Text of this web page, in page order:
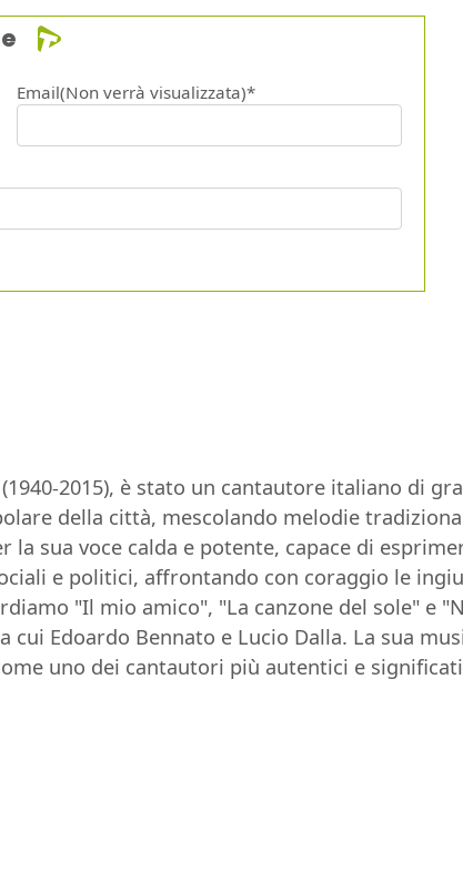
Email(Non verrà visualizzata)*
2015), è stato un cantautore italiano di
della città, mescolando melodie
sua voce calda e potente, capace di
e politici, affrontando con coraggio le
"Il mio amico", "La canzone del sole" e
Edoardo Bennato e Lucio Dalla. La sua
uno dei cantautori più autentici e